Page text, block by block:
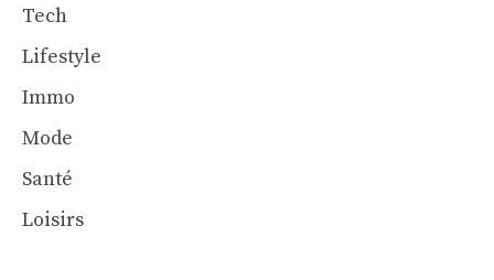
Tech
Lifestyle
Immo
Mode
Santé
Loisirs